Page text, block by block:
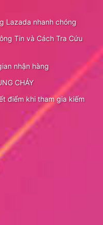
Lazada nhanh chóng
Tin và Cách Tra Cứu
nhận hàng
CHÁY
điểm khi tham gia kiếm